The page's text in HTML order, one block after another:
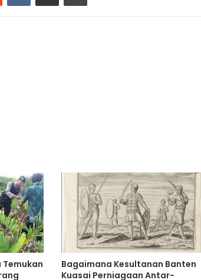
Bagaimana Kesultanan Banten
Kuasai Perniagaan Antar-